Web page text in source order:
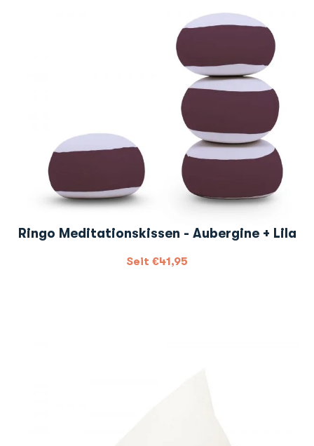
Ringo Meditationskissen - Aubergine + Lila
Seit €41,95